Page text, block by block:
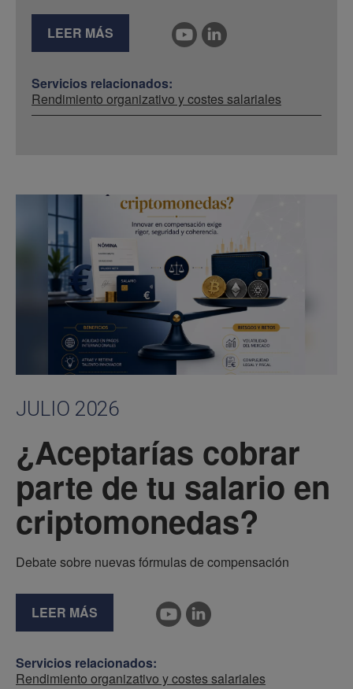
LEER MÁS
Servicios relacionados:
Rendimiento organizativo y costes salariales
JULIO 2026
¿Aceptarías cobrar
parte de tu salario en
criptomonedas?
Debate sobre nuevas fórmulas de compensación
LEER MÁS
Servicios relacionados:
Rendimiento organizativo y costes salariales